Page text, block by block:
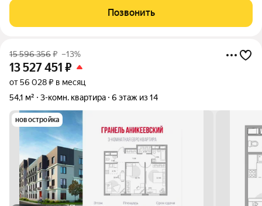
Отрада". Планировка выполнена по современным стандартам
и отличается повышенным комфортом.
Позвонить
15 596 356₽ –13%
13 527 451 ₽
от 56 028 ₽ в месяц
54,1 м²
3-комн. квартира 6 этаж из 14
новостройка